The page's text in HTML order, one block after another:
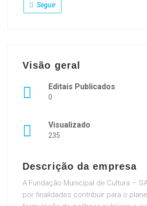
Seguir
Visão geral
Editais Publicados
0
Visualizado
235
Descrição da empresa
A Fundação Municipal de Cultura –
por finalidades contribuir para o